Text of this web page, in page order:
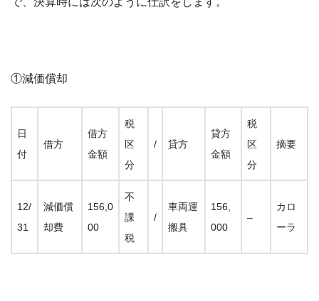
①減価償却
日
付
借方
借方
金額
税
区
分
/ 貸方
貸方
金額
税
区
分
摘要
12/
31
減価償
却費
156,0
00
不
課
税
/
車両運
搬具
156,
000
–
カロ
ーラ